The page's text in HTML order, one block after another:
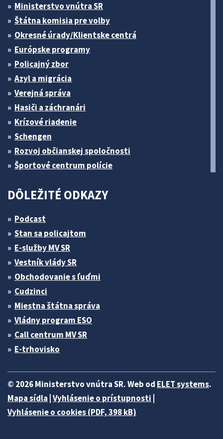
Ministerstvo vnútra SR
Štátna komisia pre volby
Okresné úrady/Klientske centrá
Európske programy
Policajný zbor
Azyl a migrácia
Verejná správa
Hasiči a záchranári
Krízové riadenie
Schengen
Rozvoj občianskej spoločnosti
Športové centrum polície
DÔLEŽITÉ ODKAZY
Podcast
Stan sa policajtom
E-služby MV SR
Vestník vlády SR
Obchodovanie s ľuďmi
Cudzinci
Miestna štátna správa
Vládny program ESO
Call centrum MV SR
E-trhovisko
© 2026 Ministerstvo vnútra SR. Web od ELET systems.
Mapa sídla Vyhlásenie o prístupnosti
Vyhlásenie o cookies (PDF, 398 kB)